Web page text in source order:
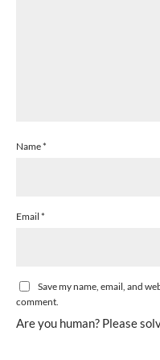
Name*
Email *
Save my name, email, and
comment.
Are you human? Please